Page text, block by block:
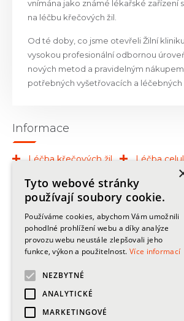
vnímána jako známé lékařské zařízení
na léčbu křečových žil.
Od té doby, co jsme otevřeli Žilní
vysokou profesionální odbornou
nových metod a pravidelným
potřebných vyšetřovacích a léčebných
Informace
Léčba křečových žil
Léčba
Léčba znamének
O klinice
Publikace
Kontakty
+420225 444 120, 725 550 500
Adresa
Tyto webové stránky
používají soubory cookie.
Používáme cookies, abychom Vám umožnili
pohodlné prohlížení webu a díky analýze
provozu webu neustále zlepšovali jeho
funkce, výkon a použitelnost.Více informací
NEZBYTNÉ
ANALYTICKÉ
MARKETINGOVÉ